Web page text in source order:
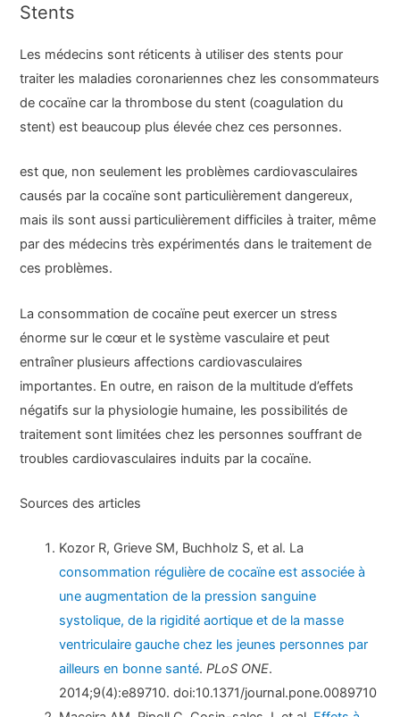
Stents
Les médecins sont réticents à utiliser des stents pour
traiter les maladies coronariennes chez les consommateurs
de cocaïne car la thrombose du stent (coagulation du
stent) est beaucoup plus élevée chez ces personnes.
est que, non seulement les problèmes cardiovasculaires
causés par la cocaïne sont particulièrement dangereux,
mais ils sont aussi particulièrement difficiles à traiter, même
par des médecins très expérimentés dans le traitement de
ces problèmes.
La consommation de cocaïne peut exercer un stress
énorme sur le cœur et le système vasculaire et peut
entraîner plusieurs affections cardiovasculaires
importantes. En outre, en raison de la multitude d’effets
négatifs sur la physiologie humaine, les possibilités de
traitement sont limitées chez les personnes souffrant de
troubles cardiovasculaires induits par la cocaïne.
Sources des articles
Kozor R, Grieve SM, Buchholz S, et al. La
consommation régulière de cocaïne est associée à
une augmentation de la pression sanguine
systolique, de la rigidité aortique et de la masse
ventriculaire gauche chez les jeunes personnes par
ailleurs en bonne santé.PLoS ONE.
2014;9(4):e89710. doi:10.1371/journal.pone.0089710